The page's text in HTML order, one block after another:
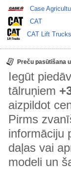
Case
CAT
CAT Lift Trucks
Preču pasūtīšana
Iegūt
tālruņiem
aizpildot
Pirms
informāciju
daļas vai
modeli un